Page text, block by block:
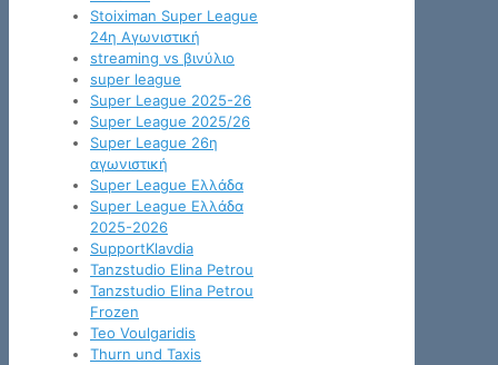
Stoiximan Super League
24η Αγωνιστική
streaming vs βινύλιο
super league
Super League 2025-26
Super League 2025/26
Super League 26η
αγωνιστική
Super League Ελλάδα
Super League Ελλάδα
2025-2026
SupportKlavdia
Tanzstudio Elina Petrou
Tanzstudio Elina Petrou
Frozen
Teo Voulgaridis
Thurn und Taxis